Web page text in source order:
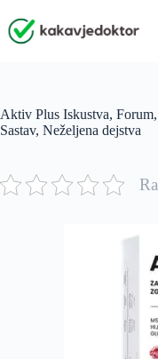
to
content
Aktiv Plus Iskustva,
Sastav, Neželjena dejstva